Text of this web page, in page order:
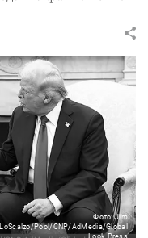
Фото: Jim
LoScalzo/Pool/CNP/AdMedia/Global